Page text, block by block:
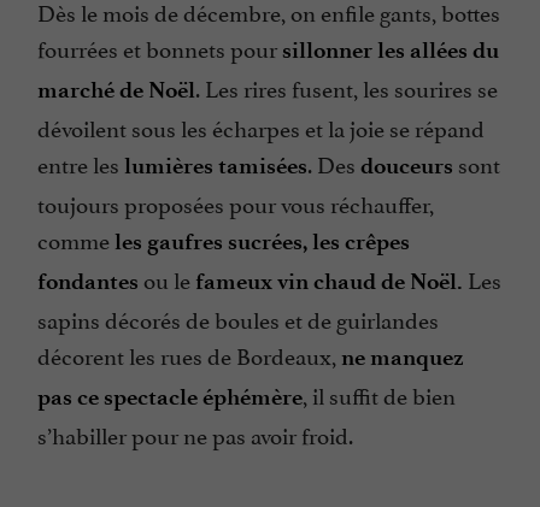
Dès le mois de décembre, on enfile gants, bottes
fourrées et bonnets pour sillonner les allées du
marché de Noël. Les rires fusent, les sourires se
dévoilent sous les écharpes et la joie se répand
entre les lumières tamisées. Des douceurs sont
toujours proposées pour vous réchauffer,
commeles gaufres sucrées, les crêpes
fondantes ou le fameux vin chaud de Noël. Les
sapins décorés de boules et de guirlandes
décorent les rues de Bordeaux, ne manquez
pas ce spectacle éphémère, il suffit de bien
s’habiller pour ne pas avoir froid.